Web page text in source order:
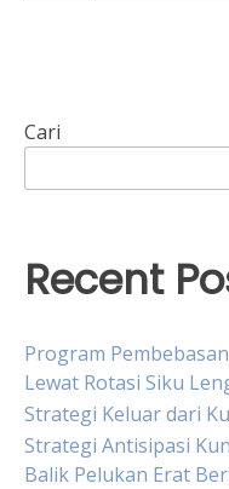
Cari
Recent
Program
Lewat Rotasi Siku
Strategi Keluar dari
Strategi Antisipasi
Balik Pelukan Erat